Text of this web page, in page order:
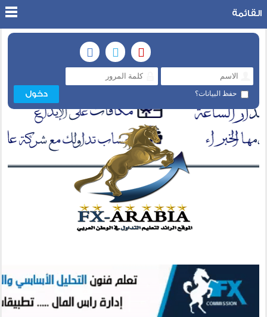
حفظ البيانات؟
القائمة